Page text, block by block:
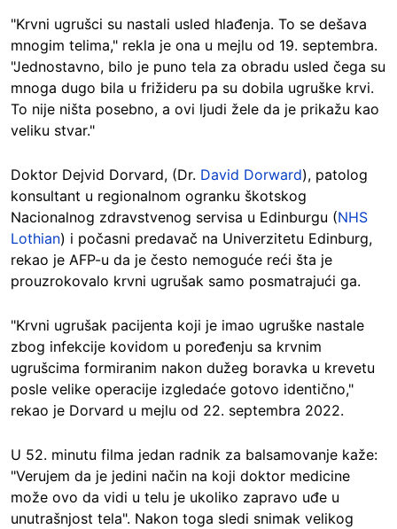
"Krvni ugrušci su nastali usled hlađenja. To se dešava
mnogim telima," rekla je ona u mejlu od 19. septembra.
"Jednostavno, bilo je puno tela za obradu usled čega su
mnoga dugo bila u frižideru pa su dobila ugruške krvi.
To nije ništa posebno, a ovi ljudi žele da je prikažu kao
veliku stvar."
Doktor Dejvid Dorvard, (Dr. David Dorward), patolog
konsultant u regionalnom ogranku škotskog
Nacionalnog zdravstvenog servisa u Edinburgu (NHS
Lothian) i počasni predavač na Univerzitetu Edinburg,
rekao je AFP-u da je često nemoguće reći šta je
prouzrokovalo krvni ugrušak samo posmatrajući ga.
"Krvni ugrušak pacijenta koji je imao ugruške nastale
zbog infekcije kovidom u poređenju sa krvnim
ugrušcima formiranim nakon dužeg boravka u krevetu
posle velike operacije izgledaće gotovo identično,"
rekao je Dorvard u mejlu od 22. septembra 2022.
U 52. minutu filma jedan radnik za balsamovanje kaže:
"Verujem da je jedini način na koji doktor medicine
može ovo da vidi u telu je ukoliko zapravo uđe u
unutrašnjost tela". Nakon toga sledi snimak velikog